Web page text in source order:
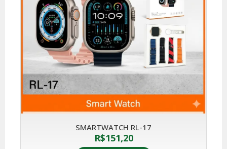
SMARTWATCH RL-17
R$151,20